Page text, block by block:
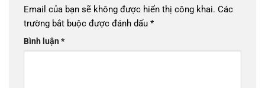
Email của bạn sẽ không được hiển thị công khai. Các
trường bắt buộc được đánh dấu *
Bình luận*